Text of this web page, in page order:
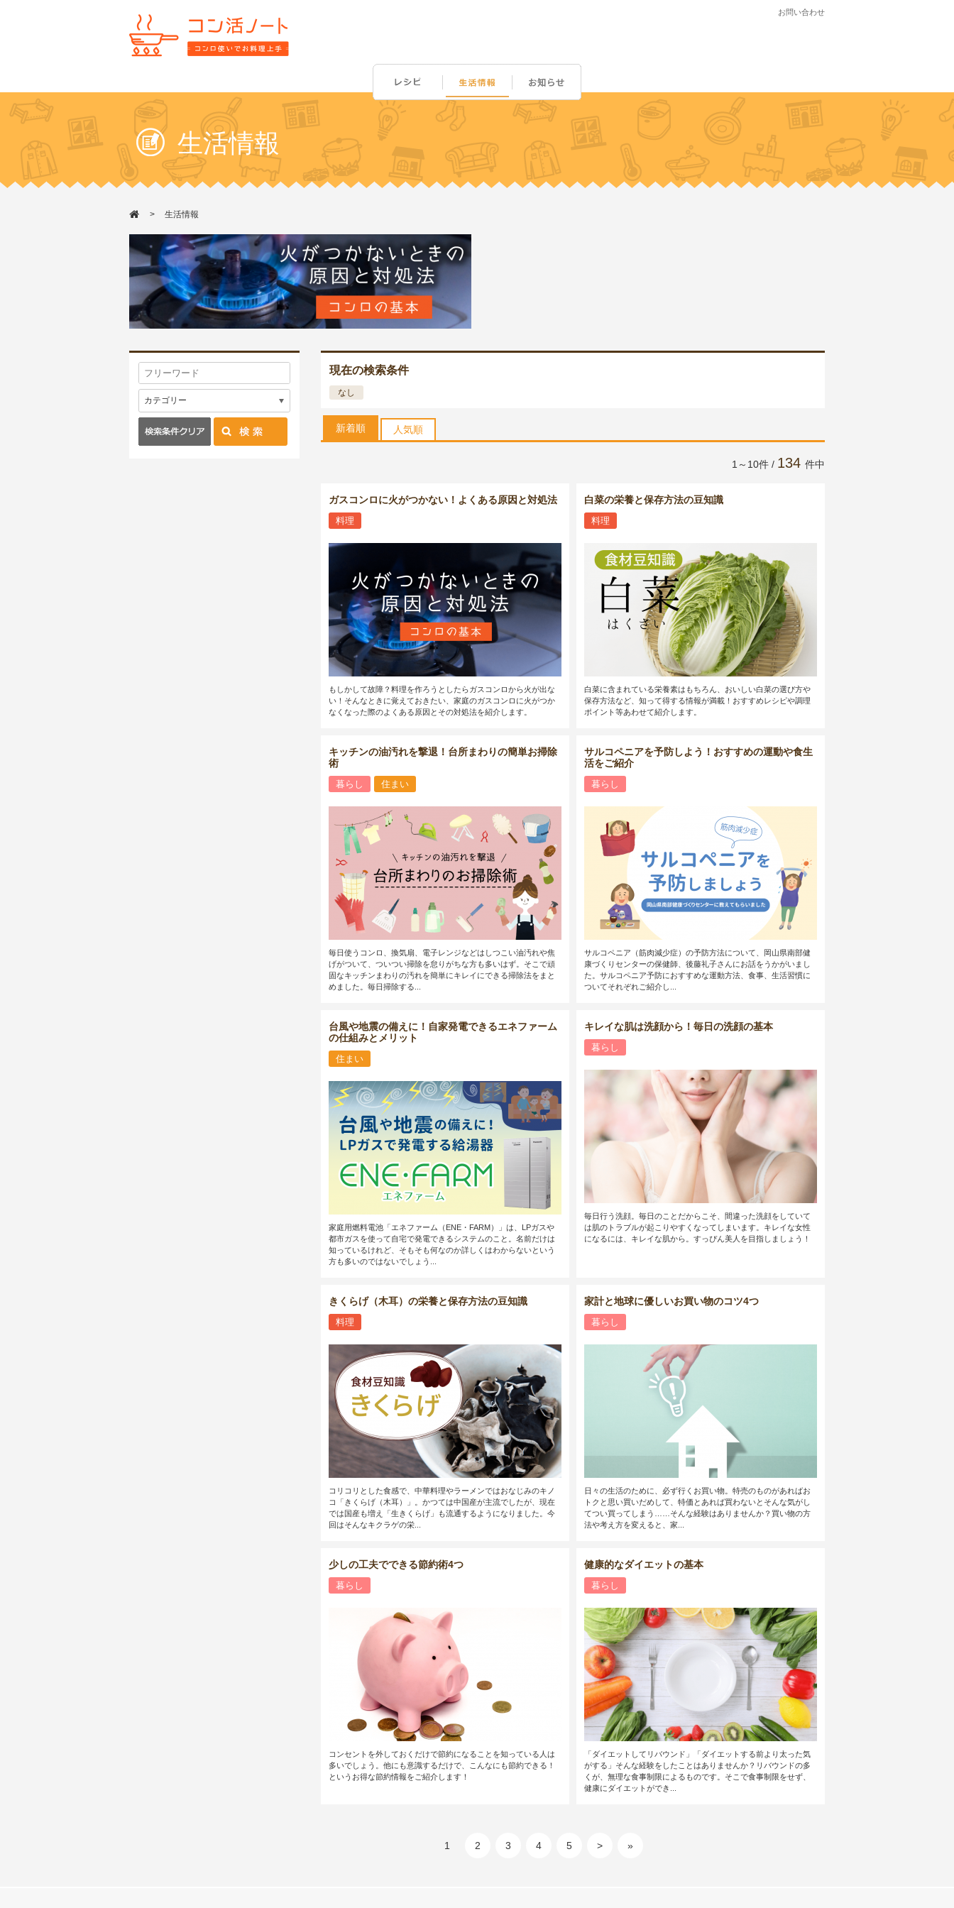
お問い合わせ
生活情報
生活情報
現在の検索条件
なし
新着順 人気順
1～10件 / 134 件中
ガスコンロに火がつかない！よくある原因と対処法
料理
もしかして故障？料理を作ろうとしたらガスコンロから火が出な
い！そんなときに覚えておきたい、家庭のガスコンロに火がつか
なくなった際のよくある原因とその対処法を紹介します。
白菜の栄養と保存方法の豆知識
料理
白菜に含まれている栄養素はもちろん、おいしい白菜の選び方や
保存方法など、知って得する情報が満載！おすすめレシピや調理
ポイント等あわせて紹介します。
キッチンの油汚れを撃退！台所まわりの簡単お掃除
術
暮らし 住まい
毎日使うコンロ、換気扇、電子レンジなどはしつこい油汚れや焦
げがついて、ついつい掃除を怠りがちな方も多いはず。そこで頑
固なキッチンまわりの汚れを簡単にキレイにできる掃除法をまと
めました。毎日掃除する...
サルコペニアを予防しよう！おすすめの運動や食生
活をご紹介
暮らし
サルコペニア（筋肉減少症）の予防方法について、岡山県南部健
康づくりセンターの保健師、後藤礼子さんにお話をうかがいまし
た。サルコペニア予防におすすめな運動方法、食事、生活習慣に
ついてそれぞれご紹介し...
台風や地震の備えに！自家発電できるエネファーム
の仕組みとメリット
住まい
家庭用燃料電池「エネファーム（ENE・FARM）」は、LPガスや
都市ガスを使って自宅で発電できるシステムのこと。名前だけは
知っているけれど、そもそも何なのか詳しくはわからないという
方も多いのではないでしょう...
キレイな肌は洗顔から！毎日の洗顔の基本
暮らし
毎日行う洗顔。毎日のことだからこそ、間違った洗顔をしていて
は肌のトラブルが起こりやすくなってしまいます。キレイな女性
になるには、キレイな肌から。すっぴん美人を目指しましょう！
きくらげ（木耳）の栄養と保存方法の豆知識
料理
コリコリとした食感で、中華料理やラーメンではおなじみのキノ
コ「きくらげ（木耳）」。かつては中国産が主流でしたが、現在
では国産も増え「生きくらげ」も流通するようになりました。今
回はそんなキクラゲの栄...
家計と地球に優しいお買い物のコツ4つ
暮らし
日々の生活のために、必ず行くお買い物。特売のものがあればお
トクと思い買いだめして、特価とあれば買わないとそんな気がし
てつい買ってしまう……そんな経験はありませんか？買い物の方
法や考え方を変えると、家...
少しの工夫でできる節約術4つ
暮らし
コンセントを外しておくだけで節約になることを知っている人は
多いでしょう。他にも意識するだけで、こんなにも節約できる！
というお得な節約情報をご紹介します！
健康的なダイエットの基本
暮らし
「ダイエットしてリバウンド」「ダイエットする前より太った気
がする」そんな経験をしたことはありませんか？リバウンドの多
くが、無理な食事制限によるものです。そこで食事制限をせず、
健康にダイエットができ...
1 2 3 4 5 > »